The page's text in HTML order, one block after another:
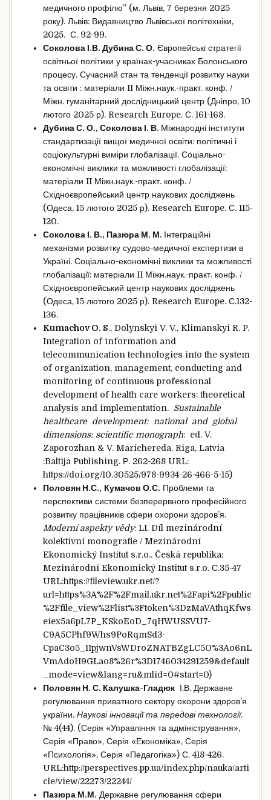
медичного профілю” (м. Львів, 7 березня 2025
року). Львів: Видавництво Львівської політехніки,
2025. С. 92-99.
Соколова І.В. Дубина С. О. Європейські стратегії
освітньої політики у країнах-учасниках Болонського
процесу. Сучасний стан та тенденції розвитку науки
та освіти : матеріали II Міжн.наук.-практ. конф. /
Міжн. гуманітарний дослідницький центр (Дніпро, 10
лютого 2025 р). Research Europe. С. 161-168.
Дубина С. О., Соколова І. В. Міжнародні інститути
стандартизації вищої медичної освіти: політичні і
соціокультурні виміри глобалізації. Соціально-
економічні виклики та можливості глобалізації:
матеріали II Міжн.наук.-практ. конф. /
Східноєвропейський центр наукових досліджень
(Одеса, 15 лютого 2025 р). Research Europe. С. 115-
120.
Соколова І. В., Пазюра М. М. Інтеграційні
механізми розвитку судово-медичної експертизи в
Україні. Соціально-економічні виклики та можливості
глобалізації: матеріали II Міжн.наук.-практ. конф. /
Східноєвропейський центр наукових досліджень
(Одеса, 15 лютого 2025 р). Research Europe. С.132-
136.
Kumachov O. S., Dolynskyi V. V., Klimanskyi R. P.
Integration of information and
telecommunication technologies into the system
of organization, management, conducting and
monitoring of continuous professional
development of health care workers: theoretical
analysis and implementation. Sustainable
healthcare development: national and global
dimensions: scientific monograph: ed. V.
Zaporozhan & V. Marichereda. Riga, Latvia
:Baltija Publishing. Р. 262-268 URL:
https://doi.org/10.30525/978-9934-26-466-5-15)
Половян Н.С., Кумачов О.С. Проблеми та
перспективи системи безперервного професійного
розвитку працівників сфери охорони здоров’я.
Moderní aspekty vědy: LI. Díl mezinárodní
kolektivní monografie / Mezinárodní
Ekonomický Institut s.r.o.. Česká republika:
Mezinárodní Ekonomický Institut s.r.o. С.35-47
URL:https://fileview.ukr.net/?
url=https%3A%2F%2Fmail.ukr.net%2Fapi%2Fpublic
%2Ffile_view%2Flist%3Ftoken%3DzMaVAthqKfws
eiex5a6pL7P_KSkoEoD_7qHWUSSVU7-
C9A5CPhf9Whs9PoRqmSd3-
CpaC3o5_1IpjwnVsWDroZNATBZgLC5O%3Ao6nL
VmAdoH9GLao8%26r%3D1746034291259&default
_mode=view&lang=ru&mlid=0#start=0)
Половян Н. С. Калушка-Гладюк І.В. Державне
регулювання приватного сектору охорони здоров’я
україни. Наукові інновації та передові технології.
№ 4(44). (Серія «Управління та адміністрування»,
Серія «Право», Серія «Економіка», Серія
«Психологія», Серія «Педагогіка») С. 418-426.
URL:http://perspectives.pp.ua/index.php/nauka/arti
cle/view/22273/22244/
Пазюра М.М. Державне регулювання сфери